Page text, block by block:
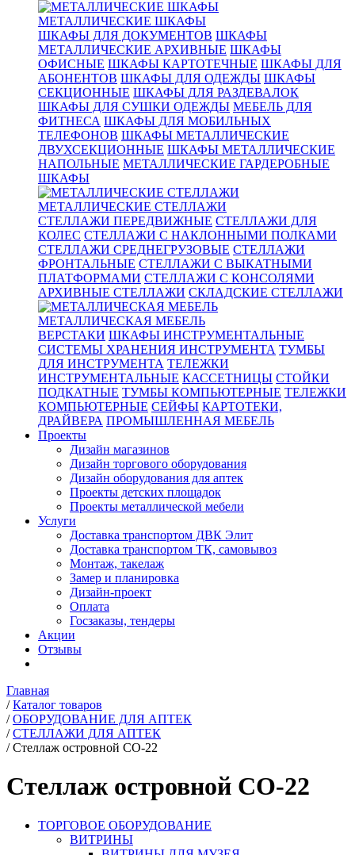
МЕТАЛЛИЧЕСКИЕ ШКАФЫ
ШКАФЫ ДЛЯ ДОКУМЕНТОВ ШКАФЫ
МЕТАЛЛИЧЕСКИЕ АРХИВНЫЕ ШКАФЫ
ОФИСНЫЕ ШКАФЫ КАРТОТЕЧНЫЕ ШКАФЫ ДЛЯ
АБОНЕНТОВ ШКАФЫ ДЛЯ ОДЕЖДЫ ШКАФЫ
СЕКЦИОННЫЕ ШКАФЫ ДЛЯ РАЗДЕВАЛОК
ШКАФЫ ДЛЯ СУШКИ ОДЕЖДЫ МЕБЕЛЬ ДЛЯ
ФИТНЕСА ШКАФЫ ДЛЯ МОБИЛЬНЫХ
ТЕЛЕФОНОВ ШКАФЫ МЕТАЛЛИЧЕСКИЕ
ДВУХСЕКЦИОННЫЕ ШКАФЫ МЕТАЛЛИЧЕСКИЕ
НАПОЛЬНЫЕ МЕТАЛЛИЧЕСКИЕ ГАРДЕРОБНЫЕ
ШКАФЫ
МЕТАЛЛИЧЕСКИЕ СТЕЛЛАЖИ
СТЕЛЛАЖИ ПЕРЕДВИЖНЫЕ СТЕЛЛАЖИ ДЛЯ
КОЛЕС СТЕЛЛАЖИ С НАКЛОННЫМИ ПОЛКАМИ
СТЕЛЛАЖИ СРЕДНЕГРУЗОВЫЕ СТЕЛЛАЖИ
ФРОНТАЛЬНЫЕ СТЕЛЛАЖИ С ВЫКАТНЫМИ
ПЛАТФОРМАМИ СТЕЛЛАЖИ С КОНСОЛЯМИ
АРХИВНЫЕ СТЕЛЛАЖИ СКЛАДСКИЕ СТЕЛЛАЖИ
МЕТАЛЛИЧЕСКАЯ МЕБЕЛЬ
ВЕРСТАКИ ШКАФЫ ИНСТРУМЕНТАЛЬНЫЕ
СИСТЕМЫ ХРАНЕНИЯ ИНСТРУМЕНТА ТУМБЫ
ДЛЯ ИНСТРУМЕНТА ТЕЛЕЖКИ
ИНСТРУМЕНТАЛЬНЫЕ КАССЕТНИЦЫ СТОЙКИ
ПОДКАТНЫЕ ТУМБЫ КОМПЬЮТЕРНЫЕ ТЕЛЕЖКИ
КОМПЬЮТЕРНЫЕ СЕЙФЫ КАРТОТЕКИ,
ДРАЙВЕРА ПРОМЫШЛЕННАЯ МЕБЕЛЬ
Проекты
Дизайн магазинов
Дизайн торгового оборудования
Дизайн оборудования для аптек
Проекты детских площадок
Проекты металлической мебели
Услуги
Доставка транспортом ДВК Элит
Доставка транспортом ТК, самовывоз
Монтаж, такелаж
Замер и планировка
Дизайн-проект
Оплата
Госзаказы, тендеры
Акции
Отзывы
Главная
/ Каталог товаров
/ ОБОРУДОВАНИЕ ДЛЯ АПТЕК
/ СТЕЛЛАЖИ ДЛЯ АПТЕК
/ Стеллаж островной СО-22
Стеллаж островной СО-22
ТОРГОВОЕ ОБОРУДОВАНИЕ
ВИТРИНЫ